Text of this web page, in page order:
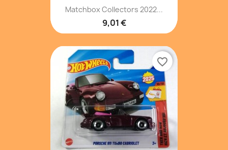
Matchbox Collectors 2022...
9,01 €
favorite_border